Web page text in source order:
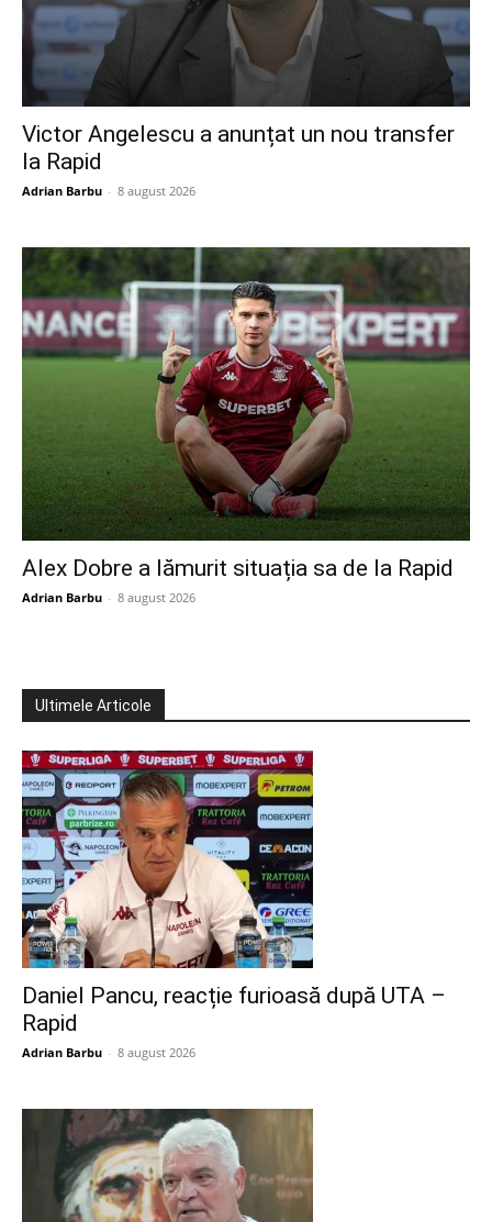
Victor Angelescu a anunțat un nou transfer
la Rapid
Adrian Barbu - 8 august 2026
Alex Dobre a lămurit situația sa de la Rapid
Adrian Barbu - 8 august 2026
Ultimele Articole
Daniel Pancu, reacție furioasă după UTA –
Rapid
Adrian Barbu - 8 august 2026